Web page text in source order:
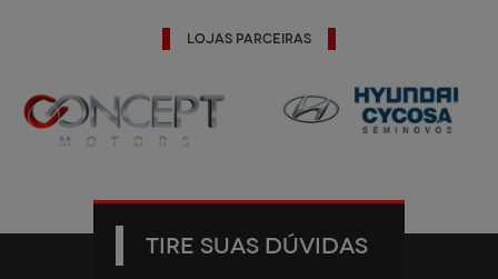
Lojas Parceiras
TIRE SUAS DÚVIDAS